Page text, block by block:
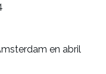
en abril